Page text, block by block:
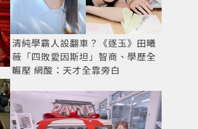
清純學霸人設翻車？《逐玉》田曦
薇「四敗愛因斯坦」智商、學歷全
輾壓 網酸：天才全靠旁白